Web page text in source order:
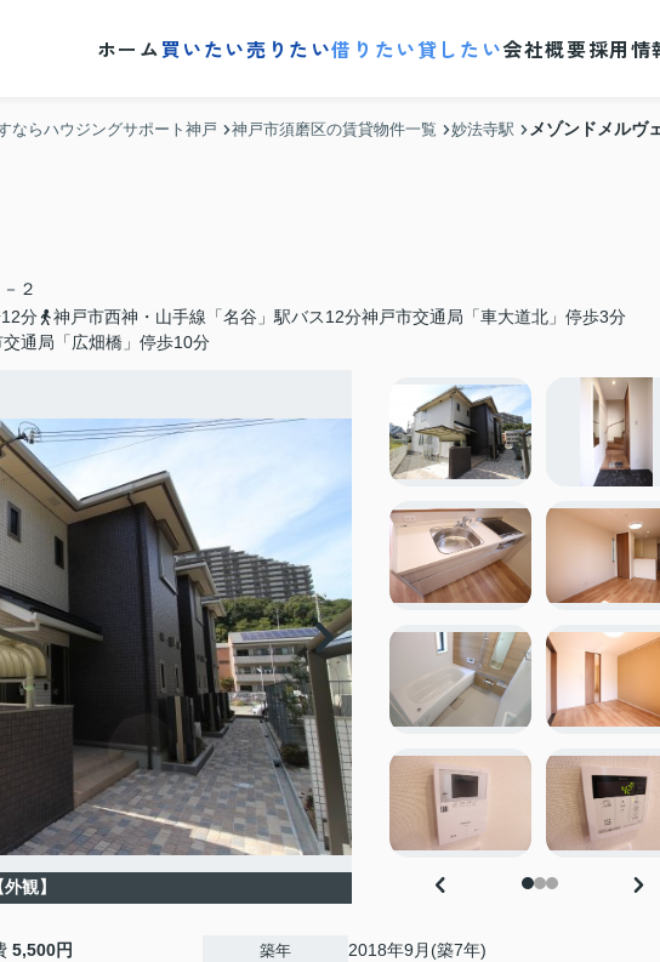
ホーム買いたい売りたい借りたい貸したい会社概要採用情
ならハウジングサポート神戸 神戸市須磨区の賃貸物件一覧 妙法寺駅 メゾンドメルヴ
２
分
神戸市西神・山手線「名谷」駅バス12分神戸市交通局「車大道北」停歩3分
通局「広畑橋」停歩10分
外観】
5,500円 築年 2018年9月(築7年)